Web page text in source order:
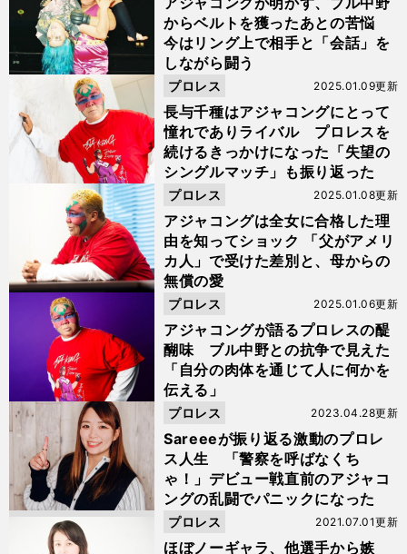
からベルトを獲ったあとの苦悩
今はリング上で相手と「会話」を
しながら闘う
長与千種はアジャコングにとって
憧れでありライバル プロレスを
続けるきっかけになった「失望の
シングルマッチ」も振り返った
2025.01.09更新
プロレス
アジャコングは全女に合格した理
由を知ってショック 「父がアメリ
カ人」で受けた差別と、母からの
無償の愛
2025.01.08更新
プロレス
アジャコングが語るプロレスの醍
醐味 ブル中野との抗争で見えた
「自分の肉体を通じて人に何かを
伝える」
2025.01.06更新
プロレス
Sareeeが振り返る激動のプロレ
ス人生 「警察を呼ばなくち
ゃ！」デビュー戦直前のアジャコ
ングの乱闘でパニックになった
2023.04.28更新
プロレス
ほぼノーギャラ、他選手から嫉
2021.07.01更新
プロレス